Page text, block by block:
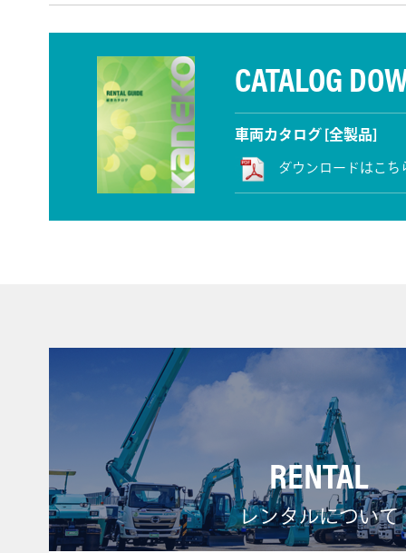
CATALOG
車両カタログ [全製品]
ダウンロードはこち
RENTAL
レンタルについて